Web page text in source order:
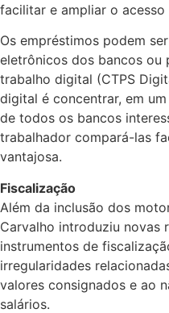
facilitar e ampliar o acesso
Os empréstimos podem
eletrônicos dos bancos
trabalho digital (CTPS
digital é concentrar, em
de todos os bancos
trabalhador compará-las
vantajosa.
Fiscalização
Além da inclusão dos
Carvalho introduziu novas
instrumentos de
irregularidades
valores consignados e ao
salários.